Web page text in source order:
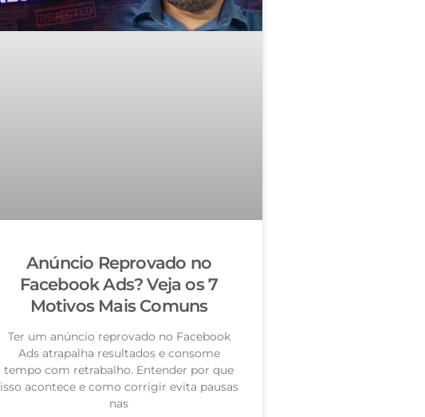
Anúncio Reprovado no
Facebook Ads? Veja os 7
Motivos Mais Comuns
Ter um anúncio reprovado no Facebook
Ads atrapalha resultados e consome
tempo com retrabalho. Entender por que
isso acontece e como corrigir evita pausas
nas